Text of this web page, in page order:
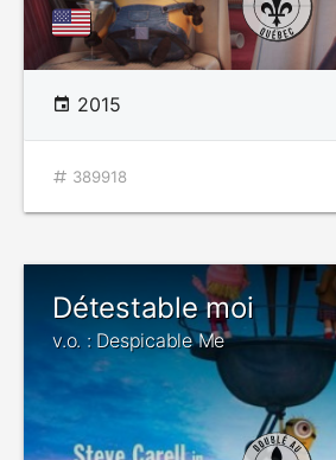
2015
389918
Détestable moi
v.o. : Despicable Me